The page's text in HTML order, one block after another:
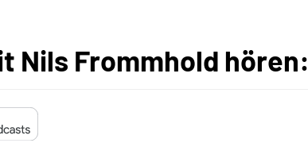
Nils Frommhold hören: